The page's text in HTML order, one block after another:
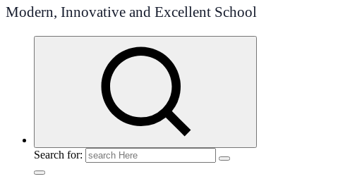
Modern, Innovative and Excellent School
Search for: